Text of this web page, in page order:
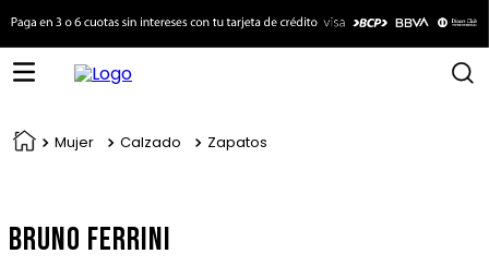
Mujer Calzado Zapatos
Bruno Ferrini